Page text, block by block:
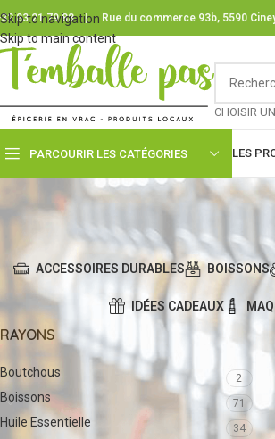
Skip to navigation
Skip to main content
83 21 79 88 | Rue du commerce 93b, 5590
CHOISIR
PARCOURIR LES CATÉGORIES LES
ACCESSOIRES DURABLES BOISSONS
IDÉES CADEAUX
RAYONS
Boutchous 2
Boissons 71
Huile Essentielle 34